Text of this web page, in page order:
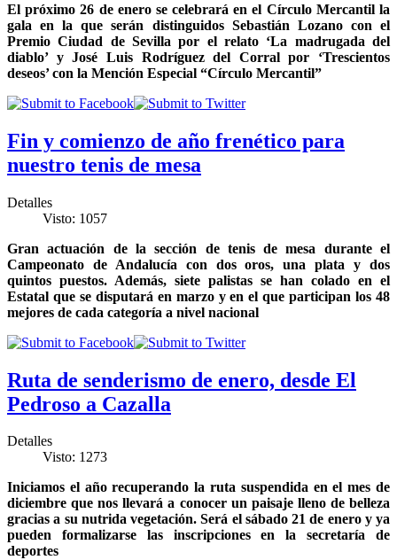
El próximo 26 de enero se celebrará en el Círculo Mercantil la
gala en la que serán distinguidos Sebastián Lozano con el
Premio Ciudad de Sevilla por el relato ‘La madrugada del
diablo’ y José Luis Rodríguez del Corral por ‘Trescientos
deseos’ con la Mención Especial “Círculo Mercantil”
Fin y comienzo de año frenético para
nuestro tenis de mesa
Detalles
Visto: 1057
Gran actuación de la sección de tenis de mesa durante el
Campeonato de Andalucía con dos oros, una plata y dos
quintos puestos. Además, siete palistas se han colado en el
Estatal que se disputará en marzo y en el que participan los 48
mejores de cada categoría a nivel nacional
Ruta de senderismo de enero, desde El
Pedroso a Cazalla
Detalles
Visto: 1273
Iniciamos el año recuperando la ruta suspendida en el mes de
diciembre que nos llevará a conocer un paisaje lleno de belleza
gracias a su nutrida vegetación. Será el sábado 21 de enero y ya
pueden formalizarse las inscripciones en la secretaría de
deportes